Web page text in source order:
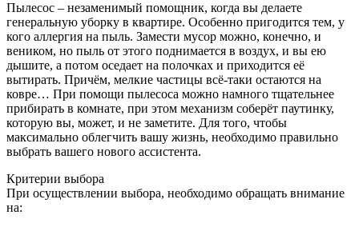
Пылесос – незаменимый помощник, когда вы делаете
генеральную уборку в квартире. Особенно пригодится тем, у
кого аллергия на пыль. Замести мусор можно, конечно, и
веником, но пыль от этого поднимается в воздух, и вы ею
дышите, а потом оседает на полочках и приходится её
вытирать. Причём, мелкие частицы всё-таки остаются на
ковре… При помощи пылесоса можно намного тщательнее
прибирать в комнате, при этом механизм соберёт паутинку,
которую вы, может, и не заметите. Для того, чтобы
максимально облегчить вашу жизнь, необходимо правильно
выбрать вашего нового ассистента.
Критерии выбора
При осуществлении выбора, необходимо обращать внимание
на: